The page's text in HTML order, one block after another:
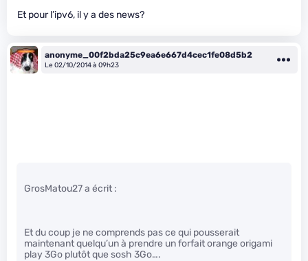
Et pour l’ipv6, il y a des news?
anonyme_00f2bda25c9ea6e667d4cec1fe08d5b2
Le 02/10/2014 à 09h23
GrosMatou27 a écrit :
Et du coup je ne comprends pas ce qui pousserait
maintenant quelqu’un à prendre un forfait orange origami
play 3Go plutôt que sosh 3Go….